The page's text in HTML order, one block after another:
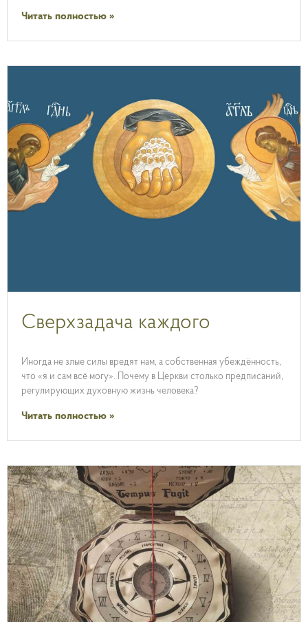
Читать полностью »
Сверхзадача каждого
Иногда не злые силы вредят нам, а собственная убеждённость,
что «я и сам всё могу». Почему в Церкви столько предписаний,
регулирующих духовную жизнь человека?
Читать полностью »